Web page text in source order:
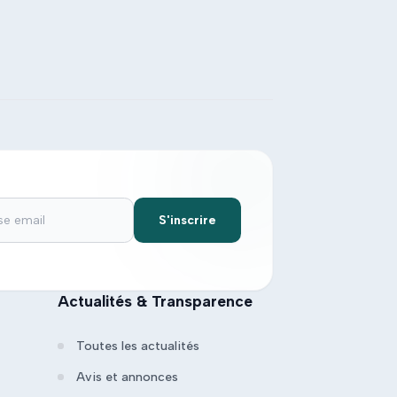
S'inscrire
Actualités & Transparence
Toutes les actualités
Avis et annonces